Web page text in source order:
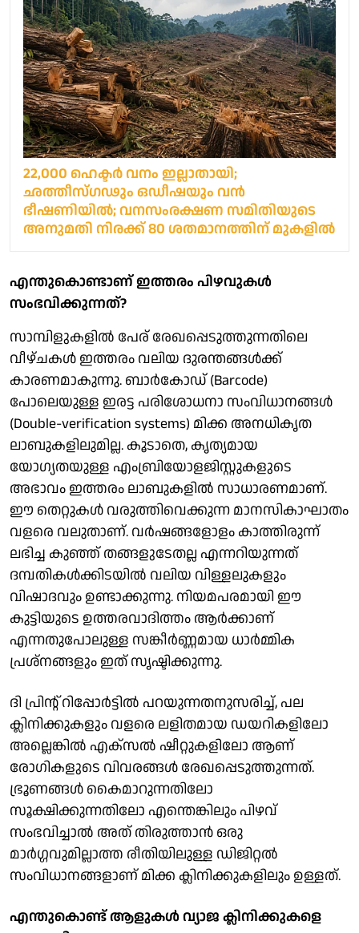
22,000 ഹെക്ടര്‍ വനം ഇല്ലാതായി;
ഛത്തീസ്ഗഢും ഒഡീഷയും വന്‍
ഭീഷണിയില്‍; വനസംരക്ഷണ സമിതിയുടെ
അനുമതി നിരക്ക് 80 ശതമാനത്തിന് മുകളില്‍
എന്തുകൊണ്ടാണ് ഇത്തരം പിഴവുകൾ
സംഭവിക്കുന്നത്?
സാമ്പിളുകളിൽ പേര് രേഖപ്പെടുത്തുന്നതിലെ
വീഴ്ചകൾ ഇത്തരം വലിയ ദുരന്തങ്ങൾക്ക്
കാരണമാകുന്നു. ബാർകോഡ് (Barcode)
പോലെയുള്ള ഇരട്ട പരിശോധനാ സംവിധാനങ്ങൾ
(Double-verification systems) മിക്ക അനധികൃത
ലാബുകളിലുമില്ല. കൂടാതെ, കൃത്യമായ
യോഗ്യതയുള്ള എംബ്രിയോളജിസ്റ്റുകളുടെ
അഭാവം ഇത്തരം ലാബുകളിൽ സാധാരണമാണ്.
ഈ തെറ്റുകൾ വരുത്തിവെക്കുന്ന മാനസികാഘാതം
വളരെ വലുതാണ്. വർഷങ്ങളോളം കാത്തിരുന്ന്
ലഭിച്ച കുഞ്ഞ് തങ്ങളുടേതല്ല എന്നറിയുന്നത്
ദമ്പതികൾക്കിടയിൽ വലിയ വിള്ളലുകളും
വിഷാദവും ഉണ്ടാക്കുന്നു. നിയമപരമായി ഈ
കുട്ടിയുടെ ഉത്തരവാദിത്തം ആർക്കാണ്
എന്നതുപോലുള്ള സങ്കീർണ്ണമായ ധാർമ്മിക
പ്രശ്നങ്ങളും ഇത് സൃഷ്ടിക്കുന്നു.
ദി പ്രിന്റ് റിപ്പോർട്ടിൽ പറയുന്നതനുസരിച്ച്, പല
ക്ലിനിക്കുകളും വളരെ ലളിതമായ ഡയറികളിലോ
അല്ലെങ്കിൽ എക്സൽ ഷീറ്റുകളിലോ ആണ്
രോഗികളുടെ വിവരങ്ങൾ രേഖപ്പെടുത്തുന്നത്.
ഭ്രൂണങ്ങൾ കൈമാറുന്നതിലോ
സൂക്ഷിക്കുന്നതിലോ എന്തെങ്കിലും പിഴവ്
സംഭവിച്ചാൽ അത് തിരുത്താൻ ഒരു
മാർഗ്ഗവുമില്ലാത്ത രീതിയിലുള്ള ഡിജിറ്റൽ
സംവിധാനങ്ങളാണ് മിക്ക ക്ലിനിക്കുകളിലും ഉള്ളത്.
എന്തുകൊണ്ട് ആളുകൾ വ്യാജ ക്ലിനിക്കുകളെ